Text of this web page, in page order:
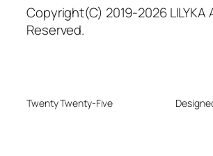
Copyright(C) 2019-2026 LILYKA
Reserved.
Twenty Twenty-Five